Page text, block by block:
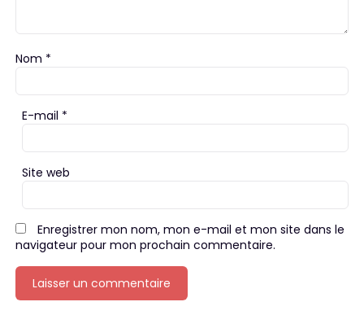
Nom *
E-mail *
Site web
Enregistrer mon nom, mon e-mail et mon site dans le
navigateur pour mon prochain commentaire.